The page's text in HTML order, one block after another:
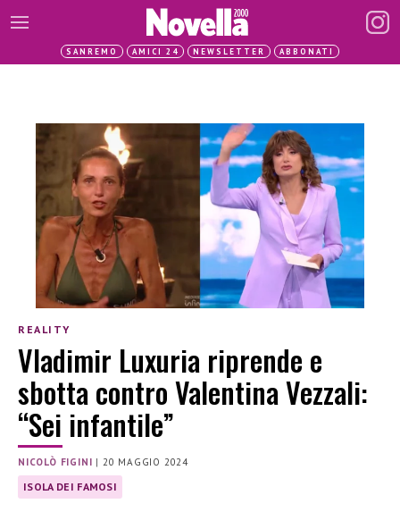
SANREMO AMICI 24 NEWSLETTER ABBONATI
REALITY
Vladimir Luxuria riprende e
sbotta contro Valentina Vezzali:
“Sei infantile”
NICOLÒ FIGINI | 20 MAGGIO 2024
ISOLA DEI FAMOSI